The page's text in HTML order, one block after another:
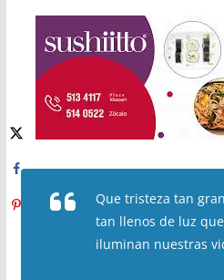
Que tristeza tan
tan llenos de luz
iluminan nuestras